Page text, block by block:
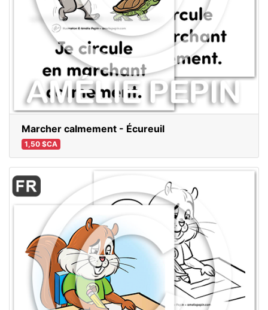
Marcher calmement - Écureuil
1,50 $CA